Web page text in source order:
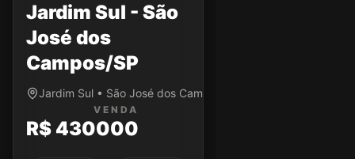
Jardim Sul - São
José dos
Campos/SP
Jardim Sul • São José dos Campos/SP
VENDA
R$ 430000